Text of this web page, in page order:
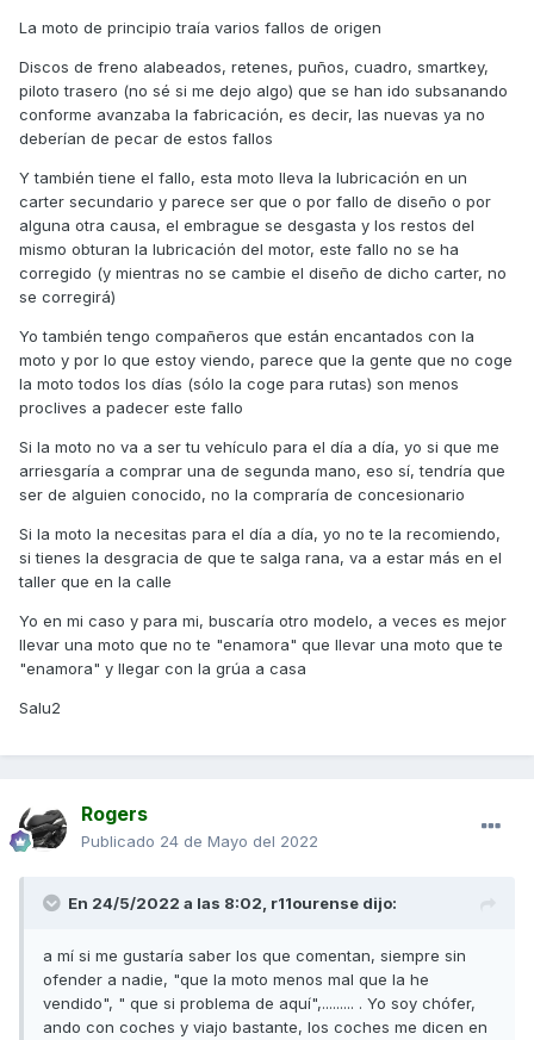
La moto de principio traía varios fallos de origen
Discos de freno alabeados, retenes, puños, cuadro, smartkey,
piloto trasero (no sé si me dejo algo) que se han ido subsanando
conforme avanzaba la fabricación, es decir, las nuevas ya no
deberían de pecar de estos fallos
Y también tiene el fallo, esta moto lleva la lubricación en un
carter secundario y parece ser que o por fallo de diseño o por
alguna otra causa, el embrague se desgasta y los restos del
mismo obturan la lubricación del motor, este fallo no se ha
corregido (y mientras no se cambie el diseño de dicho carter, no
se corregirá)
Yo también tengo compañeros que están encantados con la
moto y por lo que estoy viendo, parece que la gente que no coge
la moto todos los días (sólo la coge para rutas) son menos
proclives a padecer este fallo
Si la moto no va a ser tu vehículo para el día a día, yo si que me
arriesgaría a comprar una de segunda mano, eso sí, tendría que
ser de alguien conocido, no la compraría de concesionario
Si la moto la necesitas para el día a día, yo no te la recomiendo,
si tienes la desgracia de que te salga rana, va a estar más en el
taller que en la calle
Yo en mi caso y para mi, buscaría otro modelo, a veces es mejor
llevar una moto que no te "enamora" que llevar una moto que te
"enamora" y llegar con la grúa a casa
Salu2
Rogers
Publicado 24 de Mayo del 2022
En 24/5/2022 a las 8:02, r11ourense dijo:
a mí si me gustaría saber los que comentan, siempre sin
ofender a nadie, "que la moto menos mal que la he
vendido", " que si problema de aquí",......... . Yo soy chófer,
ando con coches y viajo bastante, los coches me dicen en